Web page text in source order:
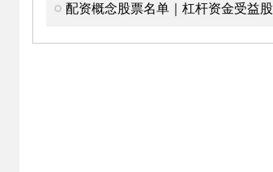
配资概念股票名单｜杠杆资金受益股